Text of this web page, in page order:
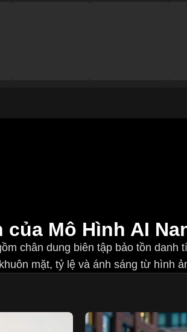
của Mô Hình AI
chân dung biên tập bảo tồn
mặt, tỷ lệ và ánh sáng từ hình